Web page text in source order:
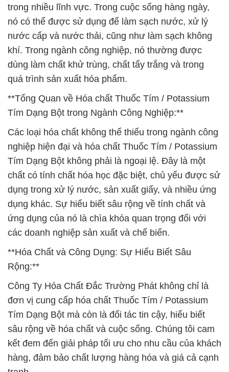
trong nhiều lĩnh vực. Trong cuộc sống hàng ngày,
nó có thể được sử dụng để làm sạch nước, xử lý
nước cấp và nước thải, cũng như làm sạch không
khí. Trong ngành công nghiệp, nó thường được
dùng làm chất khử trùng, chất tẩy trắng và trong
quá trình sản xuất hóa phẩm.
**Tổng Quan về Hóa chất Thuốc Tím / Potassium
Tím Dạng Bột trong Ngành Công Nghiệp:**
Các loại hóa chất không thể thiếu trong ngành công
nghiệp hiện đại và hóa chất Thuốc Tím / Potassium
Tím Dạng Bột không phải là ngoại lệ. Đây là một
chất có tính chất hóa học đặc biệt, chủ yếu được sử
dụng trong xử lý nước, sản xuất giấy, và nhiều ứng
dụng khác. Sự hiểu biết sâu rộng về tính chất và
ứng dụng của nó là chìa khóa quan trọng đối với
các doanh nghiệp sản xuất và chế biến.
**Hóa Chất và Công Dụng: Sự Hiểu Biết Sâu
Rộng:**
Công Ty Hóa Chất Đắc Trường Phát không chỉ là
đơn vị cung cấp hóa chất Thuốc Tím / Potassium
Tím Dạng Bột mà còn là đối tác tin cậy, hiểu biết
sâu rộng về hóa chất và cuộc sống. Chúng tôi cam
kết đem đến giải pháp tối ưu cho nhu cầu của khách
hàng, đảm bảo chất lượng hàng hóa và giá cả cạnh